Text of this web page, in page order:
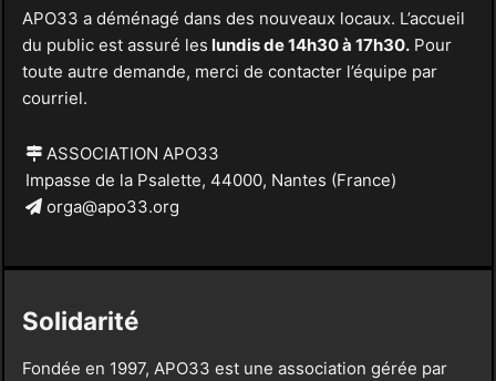
APO33 a déménagé dans des nouveaux locaux. L’accueil
du public est assuré les lundis de 14h30 à 17h30.Pour
toute autre demande, merci de contacter l’équipe par
courriel.
ASSOCIATION APO33
Impasse de la Psalette, 44000, Nantes (France)
orga@apo33.org
Solidarité
Fondée en 1997, APO33 est une association gérée par